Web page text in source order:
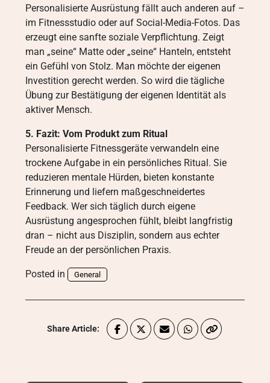
Personalisierte Ausrüstung fällt auch anderen auf –
im Fitnessstudio oder auf Social-Media-Fotos. Das
erzeugt eine sanfte soziale Verpflichtung. Zeigt
man „seine“ Matte oder „seine“ Hanteln, entsteht
ein Gefühl von Stolz. Man möchte der eigenen
Investition gerecht werden. So wird die tägliche
Übung zur Bestätigung der eigenen Identität als
aktiver Mensch.
5. Fazit: Vom Produkt zum Ritual
Personalisierte Fitnessgeräte verwandeln eine
trockene Aufgabe in ein persönliches Ritual. Sie
reduzieren mentale Hürden, bieten konstante
Erinnerung und liefern maßgeschneidertes
Feedback. Wer sich täglich durch eigene
Ausrüstung angesprochen fühlt, bleibt langfristig
dran – nicht aus Disziplin, sondern aus echter
Freude an der persönlichen Praxis.
Posted in General
Share Article: